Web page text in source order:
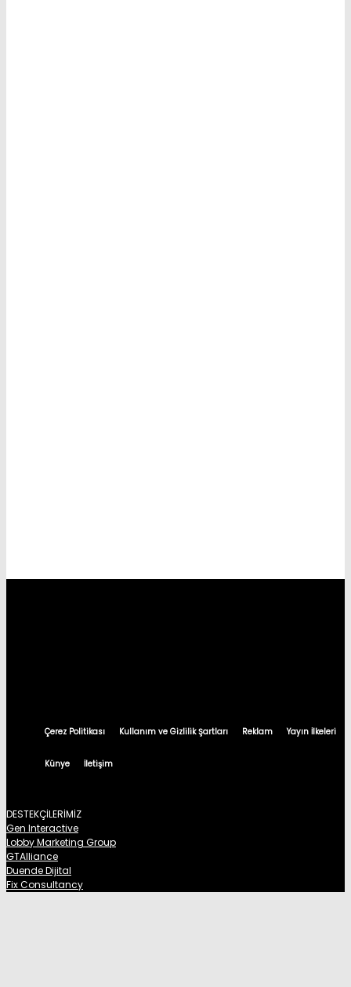
Çerez Politikası Kullanım ve Gizlilik Şartları Reklam Yayın İlkeleri
Künye İletişim
DESTEKÇİLERİMİZ
Gen Interactive
Lobby Marketing Group
GTAlliance
Duende Dijital
Fix Consultancy